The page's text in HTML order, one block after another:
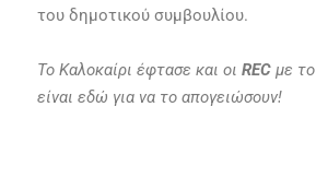
του δημοτικού συμβουλίου.
Το Καλοκαίρι έφτασε και οι REC με το
είναι εδώ για να το απογειώσουν!